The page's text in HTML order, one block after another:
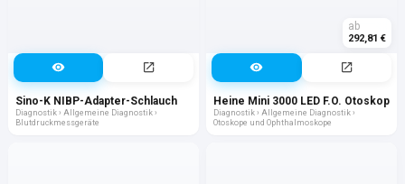
Sino-K NIBP-Adapter-Schlauch
Diagnostik › Allgemeine Diagnostik ›
Blutdruckmessgeräte
ab
292,81 €
Heine Mini 3000 LED F.O. Otoskop
Diagnostik › Allgemeine Diagnostik ›
Otoskope und Ophthalmoskope